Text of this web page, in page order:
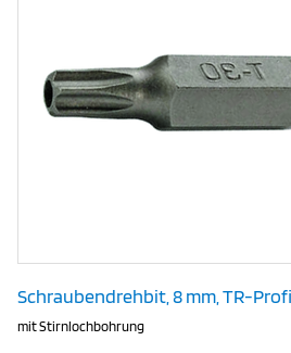
Schraubendrehbit, 8 mm, TR-
mit Stirnlochbohrung